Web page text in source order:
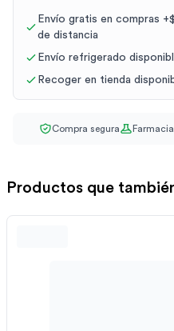
Envío gratis en compras
de distancia
Envío refrigerado
Recoger en tienda
Compra segura
Productos que